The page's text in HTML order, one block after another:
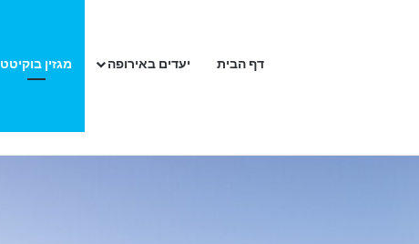
דף הבית יעדים באירופה מגזין בוקיטט